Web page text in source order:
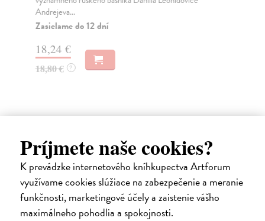
Príjmete naše cookies?
K prevádzke internetového kníhkupectva Artforum
využívame cookies slúžiace na zabezpečenie a meranie
funkčnosti, marketingové účely a zaistenie vášho
maximálneho pohodlia a spokojnosti.
Andrejeva...
Zasielame do 12 dní
18,24 €
18,80 € ?
Ďalšie z kategórie česká beletria
na sklade